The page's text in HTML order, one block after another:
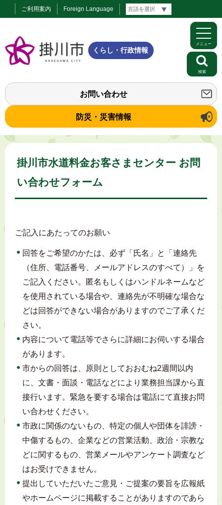
ご利用案内 Foreign Language
くらし・行政情報
お問い合わせ
防災・災害情報
メニュー
検索
掛川市水道料金お客さまセンター お問
い合わせフォーム
ご記入にあたってのお願い
回答をご希望のかたは、必ず「氏名」と「連絡先
（住所、電話番号、メールアドレスのすべて）」を
ご記入ください。匿名もしくはハンドルネームなど
を使用されている場合や、連絡先が不明確な場合な
どは回答ができない場合がありますのでご了承くだ
さい。
内容について電話等でさらに詳細にお伺いする場合
があります。
市からの回答は、原則としておおむね2週間以内
に、文書・面談・電話などにより業務担当課から直
接行います。緊急を要する場合は電話にて直接お問
い合わせください。
市政に関係のないもの、特定の個人や団体を誹謗・
中傷するもの、企業などの営業活動、政治・宗教な
どに関するもの、営業メールやアンケート調査など
はお受けできません。
提出していただいたご意見・ご提案の要旨を広報紙
やホームページに掲載することがありますのであら